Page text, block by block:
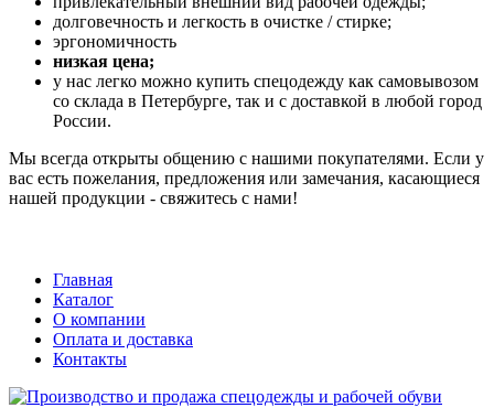
долговечность и легкость в очистке / стирке;
эргономичность
низкая цена;
у нас легко можно купить спецодежду как самовывозом
со склада в Петербурге, так и с доставкой в любой город
России.
Мы всегда открыты общению с нашими покупателями. Если у
вас есть пожелания, предложения или замечания, касающиеся
нашей продукции - свяжитесь с нами!
Главная
Каталог
О компании
Оплата и доставка
Контакты